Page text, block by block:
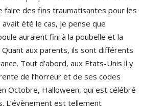
des fins traumatisantes pour les
avait été le cas, je pense que
auraient fini à la poubelle et la
aux parents, ils sont différents
Tout d’abord, aux Etats-Unis il y
de l’horreur et de ses codes
Octobre, Halloween, qui est célébré
L’évènement est tellement